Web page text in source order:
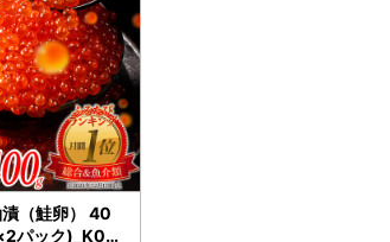
（鮭卵） 40
パック)_K02